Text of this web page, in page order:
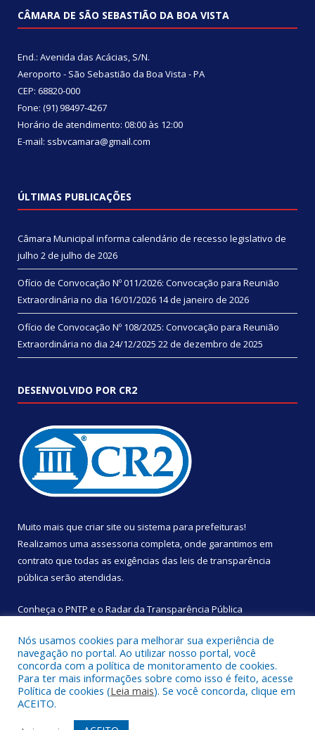
CÂMARA DE SÃO SEBASTIÃO DA BOA VISTA
End.: Avenida das Acácias, S/N.
Aeroporto - São Sebastião da Boa Vista - PA
CEP: 68820-000
Fone: (91) 98497-4267
Horário de atendimento: 08:00 às 12:00
E-mail: ssbvcamara@gmail.com
ÚLTIMAS PUBLICAÇÕES
Câmara Municipal informa calendário de recesso legislativo de
julho 2 de julho de 2026
Ofício de Convocação Nº 011/2026: Convocação para Reunião
Extraordinária no dia 16/01/2026 14 de janeiro de 2026
Ofício de Convocação Nº 108/2025: Convocação para Reunião
Extraordinária no dia 24/12/2025 22 de dezembro de 2025
DESENVOLVIDO POR CR2
Muito mais que criar site ou sistema para prefeituras!
Realizamos uma assessoria completa, onde garantimos em
contrato que todas as exigências das leis de transparência
pública serão atendidas.
Conheça o PNTP e o Radar da Transparência Pública
Todos os direitos reservados a Câmara Municipal de São
Sebastião da Boa Vista.
Nós usamos cookies para melhorar sua experiência de
navegação no portal. Ao utilizar nosso portal, você
concorda com a política de monitoramento de cookies.
Para ter mais informações sobre como isso é feito, acesse
Política de cookies (Leia mais). Se você concorda, clique em
ACEITO.